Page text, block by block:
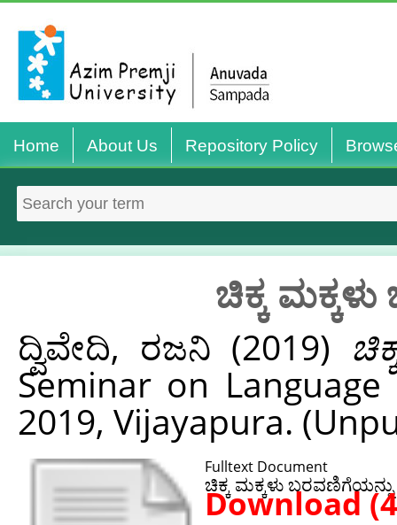
Home About Us Repository Policy
ಚಿಕ್ಕ
ದ್ವಿವೇದಿ, ರಜನಿ (2019)
Seminar on
2019, Vijayapura.
Fulltext Document
ಚಿಕ್ಕ ಮಕ್ಕಳು
Download